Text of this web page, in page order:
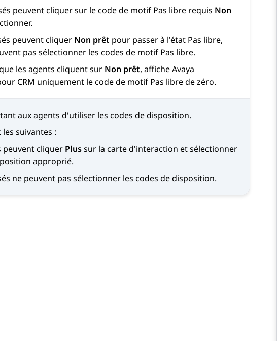
peuvent cliquer sur le code de motif Pas libre requis Non
peuvent cliquer Non prêt pour passer à l'état Pas libre,
pas sélectionner les codes de motif Pas libre.
les agents cliquent sur Non prêt, afficheAvaya
CRM uniquement le code de motif Pas libre de zéro.
aux agents d'utiliser les codes de disposition.
suivantes :
peuvent cliquer Plussur la carte d'interaction et sélectionner
approprié.
ne peuvent pas sélectionner les codes de disposition.